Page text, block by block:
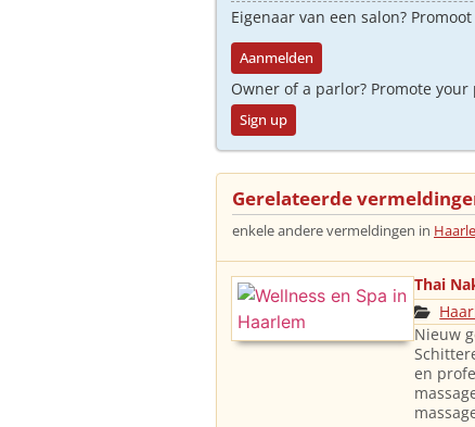
Eigenaar van een salon?
Aanmelden
Owner of a parlor? Promote
Sign up
Gerelateerde
enkele andere vermeldingen in
Thai
Nieuw
en